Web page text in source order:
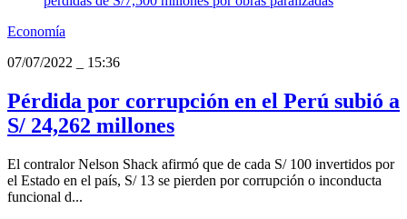
Economía
07/07/2022
15:36
Pérdida por corrupción en el Perú subió a
S/ 24,262 millones
El contralor Nelson Shack afirmó que de cada S/ 100 invertidos por
el Estado en el país, S/ 13 se pierden por corrupción o inconducta
funcional d...